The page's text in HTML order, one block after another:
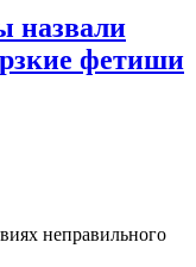
фетиши
неправильного